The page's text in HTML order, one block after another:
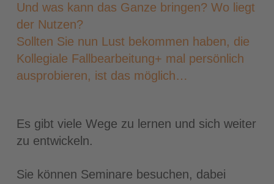
Und was kann das Ganze bringen? Wo liegt
der Nutzen?
Sollten Sie nun Lust bekommen haben, die
Kollegiale Fallbearbeitung+ mal persönlich
ausprobieren, ist das möglich…
Es gibt viele Wege zu lernen und sich weiter
zu entwickeln.
Sie können Seminare besuchen, dabei